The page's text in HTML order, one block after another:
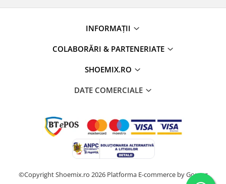
INFORMAȚII
COLABORĂRI & PARTENERIATE
SHOEMIX.RO
DATE COMERCIALE
©Copyright Shoemix.ro 2026 Platforma E-commerce by Gomag